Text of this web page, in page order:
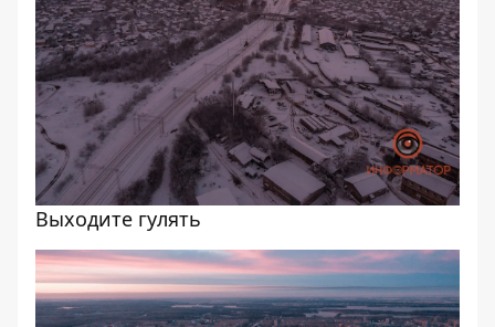
Выходите гулять